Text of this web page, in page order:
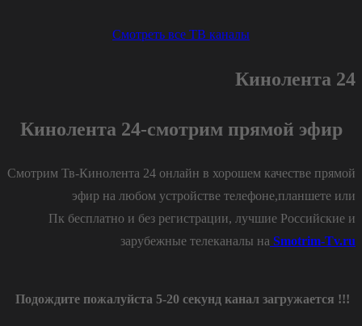
Смотреть все ТВ каналы
Кинолента 24
Кинолента 24-смотрим прямой эфир
Смотрим Тв-Кинолента 24 онлайн в хорошем качестве прямой
эфир на любом устройстве телефоне,планшете или
Пк бесплатно и без регистрации, лучшие Российские и
зарубежные телеканалы на Smotrim-Tv.ru
Подождите пожалуйста 5-20 секунд канал загружается !!!